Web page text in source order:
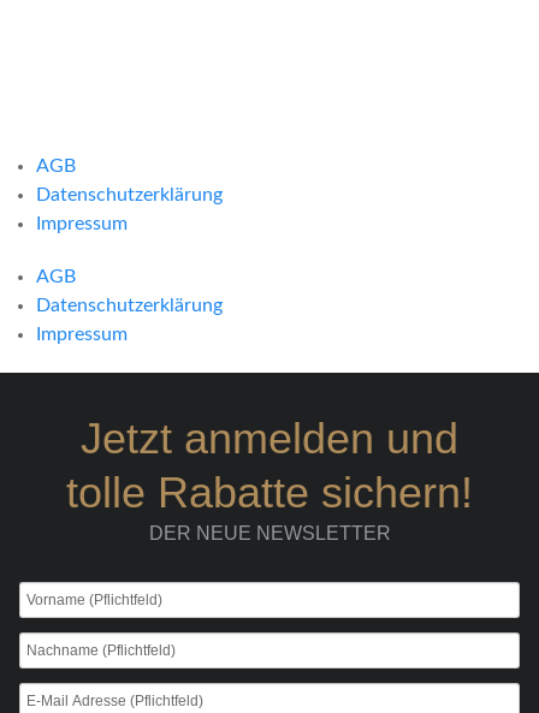
AGB
Datenschutzerklärung
Impressum
AGB
Datenschutzerklärung
Impressum
Jetzt anmelden und
tolle Rabatte sichern!
DER NEUE NEWSLETTER